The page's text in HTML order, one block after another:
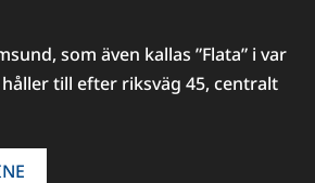
som även kallas ”Flata” i var
till efter riksväg 45, centralt